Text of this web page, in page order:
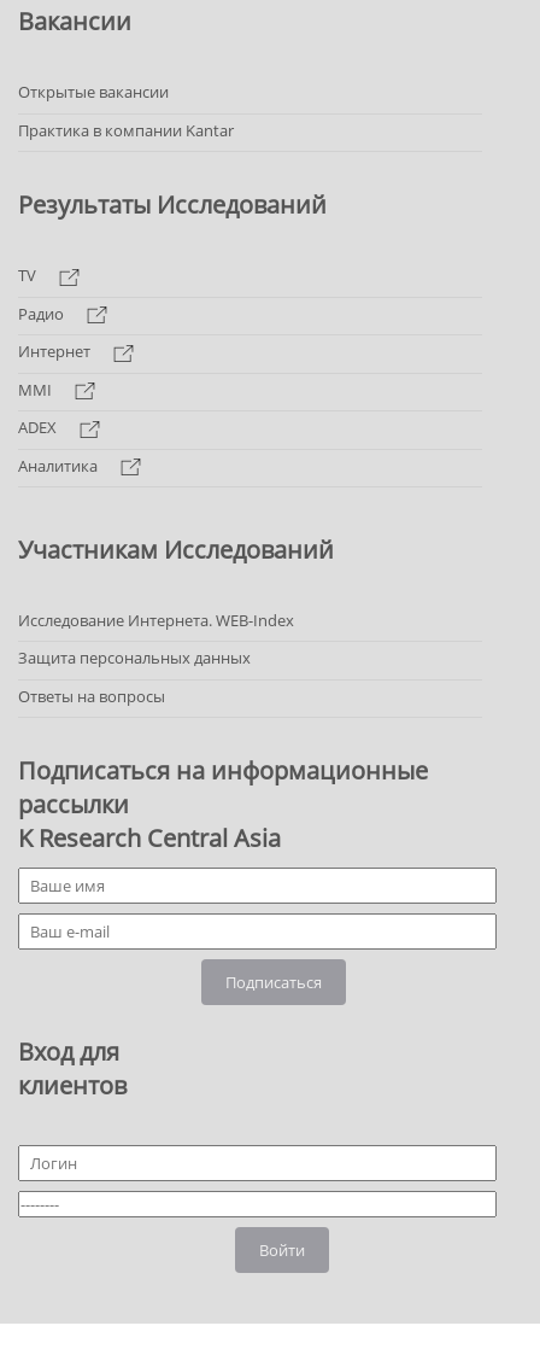
Вакансии
Открытые вакансии
Практика в компании Kantar
Результаты Исследований
TV
Радио
Интернет
MMI
ADEX
Аналитика
Участникам Исследований
Исследование Интернета. WEB-Index
Защита персональных данных
Ответы на вопросы
Подписаться на информационные
рассылки
K Research Central Asia
Подписаться
Вход для
клиентов
Войти